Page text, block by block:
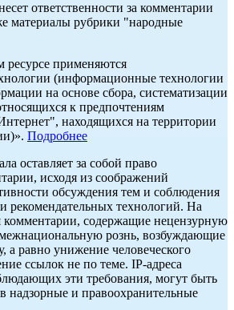
ответственности за комментарии
материалы рубрики "народные
применяются
(информационные технологии
на основе сбора, систематизации
к предпочтениям
находящихся на территории
Подробнее
оставляет за собой право
исходя из соображений
обсуждения тем и соблюдения
рекомендательных технологий. На
комментарии, содержащие нецензурную
рознь, возбуждающие
а равно унижение человеческого
ссылок не по теме. IP-адреса
эти требования, могут быть
надзорные и правоохранительные